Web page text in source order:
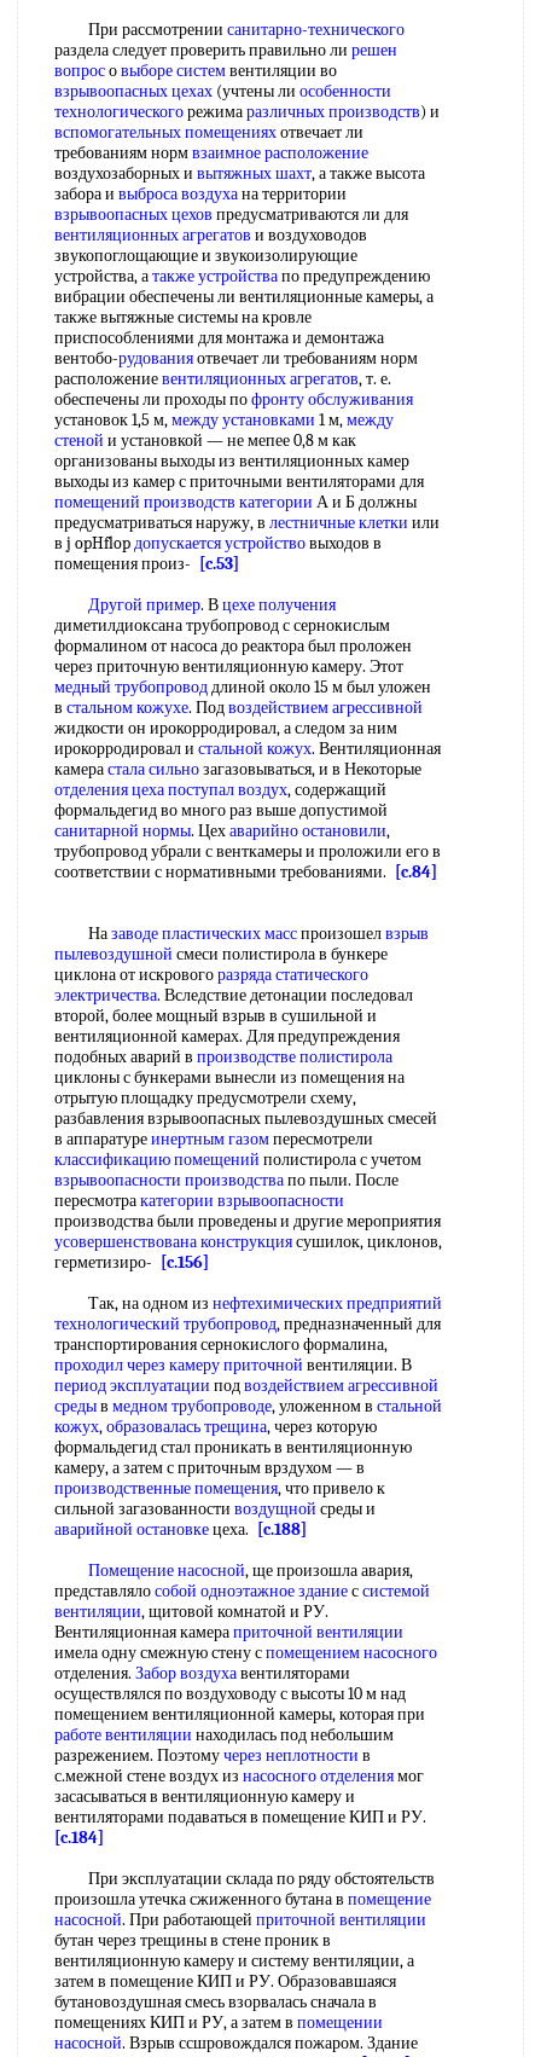
При рассмотрении санитарно-технического
раздела следует проверить правильно ли решен
вопросовыборе системвентиляции во
взрывоопасных цехах (учтены ли особенности
технологическогорежимаразличных производств) и
вспомогательных помещенияхотвечает ли
требованиям нормвзаимное расположение
воздухозаборных и вытяжных шахт, а также высота
забора и выброса воздухана территории
взрывоопасных цехов предусматриваются ли для
вентиляционных агрегатов и воздуховодов
звукопоглощающие и звукоизолирующие
устройства, атакже устройствапо предупреждению
вибрации обеспечены ли вентиляционные камеры, а
также вытяжные системы на кровле
приспособлениями для монтажа и демонтажа
вентобо-рудованияотвечает ли требованиям норм
расположениевентиляционных агрегатов, т. е.
обеспечены ли проходы пофронту обслуживания
установок 1,5 м,между установками 1 м,между
стеной и установкой — не мепее 0,8 м как
организованы выходы из вентиляционных камер
выходы из камер с приточными вентиляторами для
помещений производств категории А и Б должны
предусматриваться наружу, в лестничные клетки или
в j opHflopдопускается устройствовыходов в
помещения произ-
[c.53]
Другой пример. Вцехе получения
диметилдиоксана трубопровод с сернокислым
формалином от насоса до реактора был проложен
через приточную вентиляционную камеру. Этот
медный трубопроводдлиной около 15 м был уложен
в стальном кожухе. Подвоздействием агрессивной
жидкости он ирокорродировал, а следом за ним
ирокорродировал и стальной кожух. Вентиляционная
камерастала сильнозагазовываться, и в Некоторые
отделения цехапоступал воздух, содержащий
формальдегид во много раз выше допустимой
санитарной нормы. Цехаварийно остановили,
трубопровод убрали с венткамеры и проложили его в
соответствии с нормативными требованиями.
[c.84]
Назаводе пластических масспроизошелвзрыв
пылевоздушной смеси полистирола в бункере
циклона от искровогоразряда статического
электричества. Вследствие детонации последовал
второй, более мощный взрыв в сушильной и
вентиляционной камерах. Для предупреждения
подобных аварий в производстве полистирола
циклоны с бункерами вынесли из помещения на
отрытую площадку предусмотрели схему,
разбавления взрывоопасных пылевоздушных смесей
в аппаратуреинертным газомпересмотрели
классификацию помещений полистирола с учетом
взрывоопасности производствапо пыли. После
пересмотракатегории взрывоопасности
производства были проведены и другие мероприятия
усовершенствована конструкциясушилок, циклонов,
герметизиро-
[c.156]
Так, на одном из нефтехимических предприятий
технологический трубопровод, предназначенный для
транспортирования сернокислого формалина,
проходил через камеру приточной вентиляции. В
период эксплуатации подвоздействием агрессивной
средыв медном трубопроводе, уложенном в стальной
кожух,образовалась трещина, через которую
формальдегид стал проникать в вентиляционную
камеру, а затем с приточным врздухом — в
производственные помещения, что привело к
сильной загазованности воздущной среды и
аварийной остановкецеха.
[c.188]
Помещение насосной, ще произошла авария,
представлялособой одноэтажное зданиессистемой
вентиляции, щитовой комнатой и РУ.
Вентиляционная камераприточной вентиляции
имела одну смежную стену спомещением насосного
отделения. Забор воздухавентиляторами
осуществлялся по воздуховоду с высоты 10 м над
помещением вентиляционной камеры, которая при
работе вентиляции находилась под небольшим
разрежением. Поэтомучерез неплотности в
с.межной стене воздух из насосного отделениямог
засасываться в вентиляционную камеру и
вентиляторами подаваться в помещение КИП и РУ.
[c.184]
При эксплуатации склада по ряду обстоятельств
произошла утечка сжиженного бутана в помещение
насосной. При работающей приточной вентиляции
бутан через трещины в стене проник в
вентиляционную камеру и систему вентиляции, а
затем в помещение КИП и РУ. Образовавшаяся
бутановоздушная смесь взорвалась сначала в
помещениях КИП и РУ, а затем в помещении
насосной. Взрыв ссшровождался пожаром. Здание